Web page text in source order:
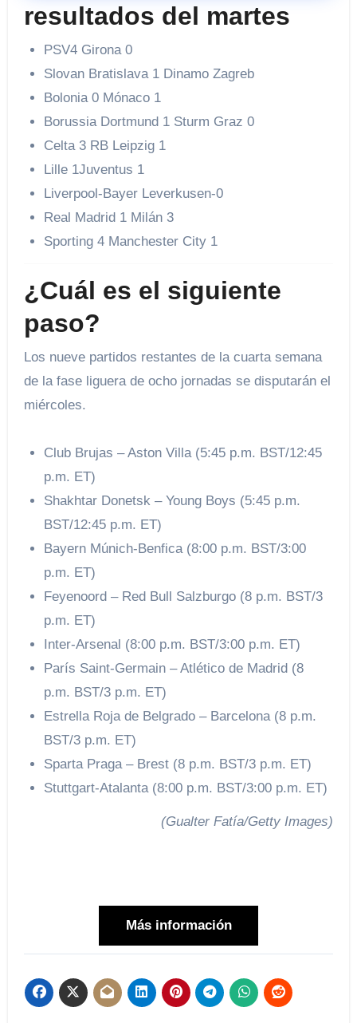
resultados del martes
PSV4 Girona 0
Slovan Bratislava 1 Dinamo Zagreb
Bolonia 0 Mónaco 1
Borussia Dortmund 1 Sturm Graz 0
Celta 3 RB Leipzig 1
Lille 1Juventus 1
Liverpool-Bayer Leverkusen-0
Real Madrid 1 Milán 3
Sporting 4 Manchester City 1
¿Cuál es el siguiente
paso?
Los nueve partidos restantes de la cuarta semana
de la fase liguera de ocho jornadas se disputarán el
miércoles.
Club Brujas – Aston Villa (5:45 p.m. BST/12:45
p.m. ET)
Shakhtar Donetsk – Young Boys (5:45 p.m.
BST/12:45 p.m. ET)
Bayern Múnich-Benfica (8:00 p.m. BST/3:00
p.m. ET)
Feyenoord – Red Bull Salzburgo (8 p.m. BST/3
p.m. ET)
Inter-Arsenal (8:00 p.m. BST/3:00 p.m. ET)
París Saint-Germain – Atlético de Madrid (8
p.m. BST/3 p.m. ET)
Estrella Roja de Belgrado – Barcelona (8 p.m.
BST/3 p.m. ET)
Sparta Praga – Brest (8 p.m. BST/3 p.m. ET)
Stuttgart-Atalanta (8:00 p.m. BST/3:00 p.m. ET)
(Gualter Fatía/Getty Images)
Más información